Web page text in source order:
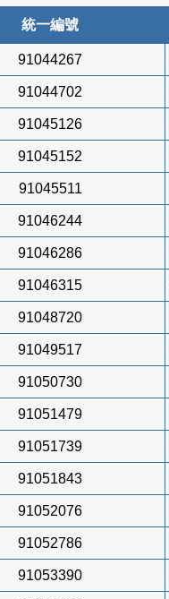
統一編號
91044267
91044702
91045126
91045152
91045511
91046244
91046286
91046315
91048720
91049517
91050730
91051479
91051739
91051843
91052076
91052786
91053390